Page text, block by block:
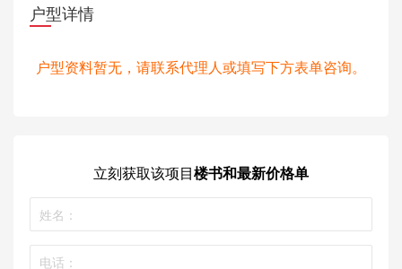
户型详情
户型资料暂无，请联系代理人或填写下方表单咨询。
立刻获取该项目楼书和最新价格单